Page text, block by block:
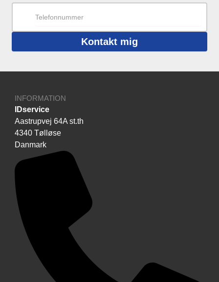
Kontakt mig
INFORMATION
IDservice
Aastrupvej 64A st.th
4340 Tølløse
Danmark